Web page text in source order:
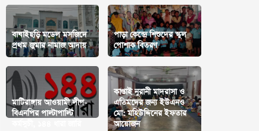
বাঘাইছড়ি মডেল মসজিদে
প্রথম জুমার নামাজ আদায়
পাড়া কেন্দ্রে শিশুদের স্কুল
পোশাক বিতরণ
মাটিরাঙ্গায় আওয়ামী লীগ-
বিএনপির পাল্টাপাল্টি
কাপ্তাই নূরানী মাদরাসা ও
এতিমদের জন্য ইউএনও
মো: মহিউদ্দিনের ইফতার
আয়োজন